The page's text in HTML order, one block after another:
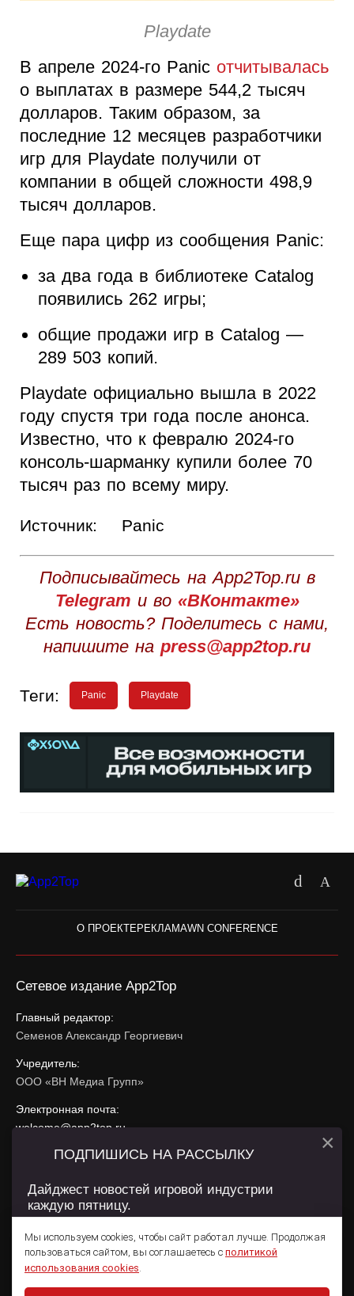
Playdate
В апреле 2024-го Panic отчитывалась
о выплатах в размере 544,2 тысяч
долларов. Таким образом, за
последние 12 месяцев разработчики
игр для Playdate получили от
компании в общей сложности 498,9
тысяч долларов.
Еще пара цифр из сообщения Panic:
за два года в библиотеке Catalog
появились 262 игры;
общие продажи игр в Catalog —
289 503 копий.
Playdate официально вышла в 2022
году спустя три года после анонса.
Известно, что к февралю 2024-го
консоль-шарманку купили более 70
тысяч раз по всему миру.
Источник: Panic
Подписывайтесь на App2Top.ru в
Telegram и во «ВКонтакте»
Есть новость? Поделитесь с нами,
напишите на press@app2top.ru
Теги: Panic Playdate
О ПРОЕКТЕРЕКЛАМАWN CONFERENCE
Сетевое издание App2Top
Главный редактор:
Семенов Александр Георгиевич
Учредитель:
ООО «ВН Медиа Групп»
Электронная почта:
welcome@app2top.ru
При использовании материалов активная ссылка на
Сайт использует IP адреса, cookie, данные геолокации
использования содержатся вПолитике конфиденциальностии
Пользовательском соглашении .
Мы используем cookies, чтобы сайт работал лучше. Продолжая
пользоваться сайтом, вы соглашаетесь с политикой
использования cookies.
ПОДПИШИСЬ НА РАССЫЛКУ
Дайджест новостей игровой индустрии
каждую пятницу.
×